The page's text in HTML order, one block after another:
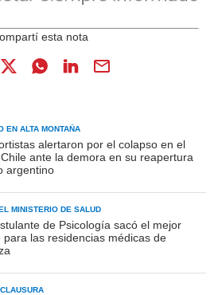
EN ALTA MONTAÑA
alertaron por el colapso en el
ante la demora en su reapertura
argentino
MINISTERIO DE SALUD
de Psicología sacó el mejor
para las residencias médicas de